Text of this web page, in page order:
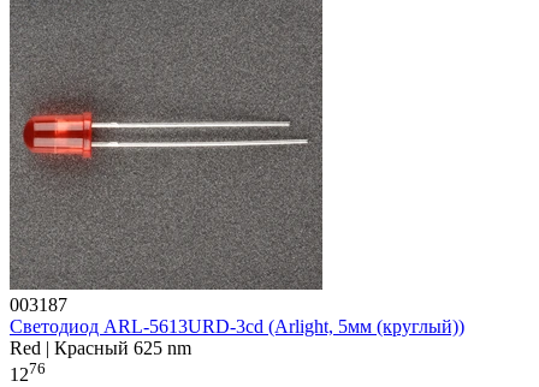
003187
Светодиод ARL-5613URD-3cd (Arlight, 5мм (круглый))
Red | Красный 625 nm
1276